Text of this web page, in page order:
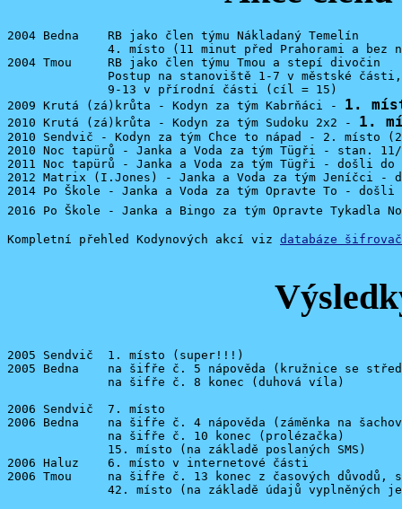
2004 Bedna    RB jako člen týmu Nákladaný Temelín
4. místo (11 minut před Prahorami a bez
2004 Tmou     RB jako člen týmu Tmou a stepí divočin
Postup na stanoviště 1-7 v městské
              9-13 v přírodní části (cíl = 15)
2009 Krutá (zá)krůta - Kodyn za tým Kabrňáci - 1.
2010 Krutá (zá)krůta - Kodyn za tým Sudoku 2x2 - 1.
2010 Sendvič - Kodyn za tým Chce to nápad - 2. místo
2010 Noc tapürů - Janka a Voda za tým Tügři - stan.
2011 Noc tapürů - Janka a Voda za tým Tügři - došli
2012 Matrix (I.Jones) - Janka a Voda za tým Jeníčci
2014 Po Škole - Janka a Voda za tým Opravte To -
2016 Po Škole - Janka a Bingo za tým Opravte
Kompletní přehled Kodynových akcí viz databáze
2005 Sendvič  1. místo (super!!!)
2005 Bedna    na šifře č. 5 nápověda (kružnice se
              na šifře č. 8 konec (duhová víla)
2006 Sendvič  7. místo
2006 Bedna    na šifře č. 4 nápověda (záměnka na
              na šifře č. 10 konec (prolézačka)
              15. místo (na základě poslaných SMS)
2006 Haluz    6. místo v internetové části
2006 Tmou     na šifře č. 13 konec z časových
42. místo (na základě údajů vyplněných